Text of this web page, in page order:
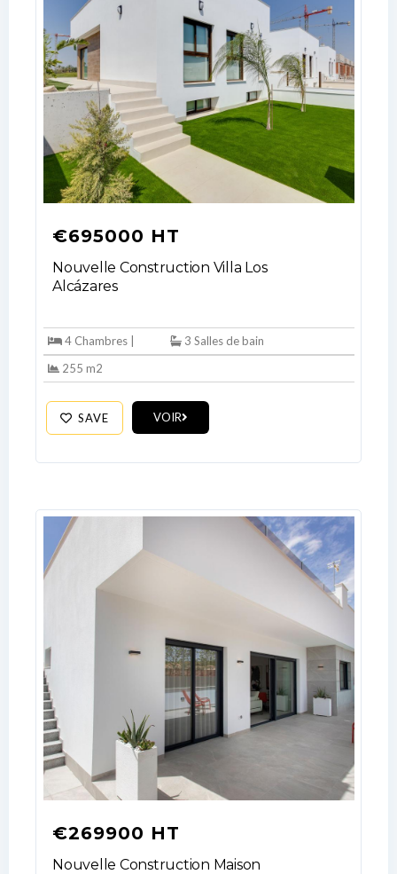
€695000 HT
Nouvelle Construction Villa Los
Alcázares
4 Chambres |
3 Salles de bain
255 m2
SAVE VOIR
€269900 HT
Nouvelle Construction Maison
Log In
Don't have an account?Sign Up
Username
Password
No apps configured. Please contact
your administrator.